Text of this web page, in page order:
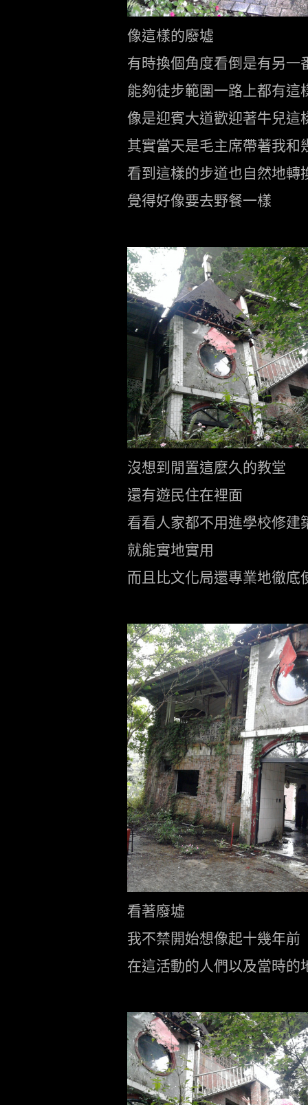
像這樣的廢墟
有時換個角度看倒是有另一
能夠徒步範圍一路上都有這
像是迎賓大道歡迎著牛兒這
其實當天是毛主席帶著我和
看到這樣的步道也自然地轉
覺得好像要去野餐一樣
沒想到閒置這麼久的教堂
還有遊民住在裡面
看看人家都不用進學校修建
就能實地實用
而且比文化局還專業地徹底
看著廢墟
我不禁開始想像起十幾年前
在這活動的人們以及當時的